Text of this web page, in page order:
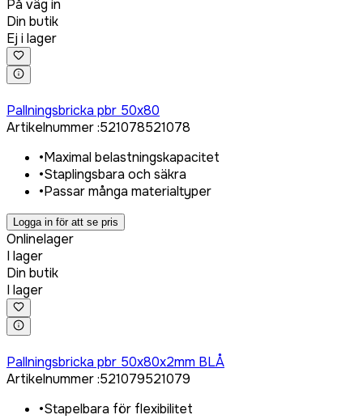
På väg in
Din butik
Ej i lager
Pallningsbricka pbr 50x80
Artikelnummer:521078521078
•Maximal belastningskapacitet
•Staplingsbara och säkra
•Passar många materialtyper
Logga in för att se pris
Onlinelager
I lager
Din butik
I lager
Pallningsbricka pbr 50x80x2mm BLÅ
Artikelnummer:521079521079
•Stapelbara för flexibilitet